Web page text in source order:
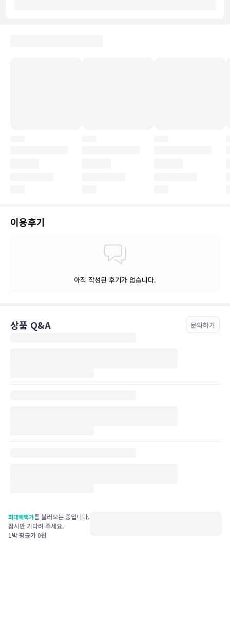
이용후기
아직 작성된 후기가 없습니다.
상품 Q&A 문의하기
최대혜택가를 불러오는 중입니다.
잠시만 기다려 주세요.
1박 평균가0원